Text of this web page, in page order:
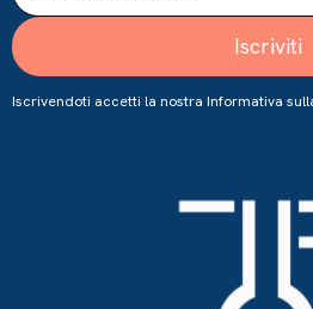
Iscrivendoti accetti la nostra Informativa